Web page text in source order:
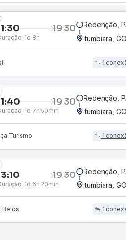
19:30
1d 8h
Redenção,
Itumbiara,
1
19:30
1d 7h 50min
Redenção,
Itumbiara,
Turismo 1
19:30
1d 6h 20min
Redenção,
Itumbiara,
Belos 1